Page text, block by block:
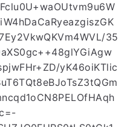
35
yK46oiKTlic